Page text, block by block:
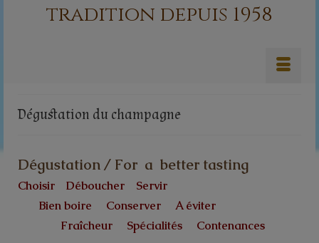
tradition depuis 1958
Dégustation du champagne
Dégustation / For a better tasting
Choisir Déboucher Servir
Bien boire Conserver A éviter
Fraîcheur Spécialités Contenances